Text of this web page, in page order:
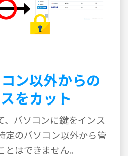
ン以外からの
をカット
、パソコンに鍵をインス
定のパソコン以外から管
はできません。